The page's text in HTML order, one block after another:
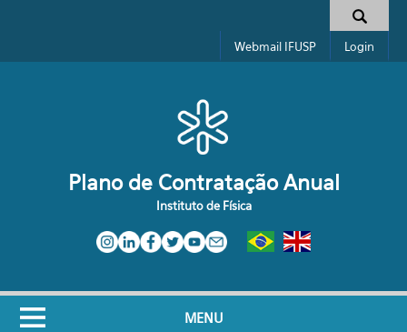
Formulário de busca
Webmail IFUSP Login
Plano de Contratação Anual
Instituto de Física
MENU